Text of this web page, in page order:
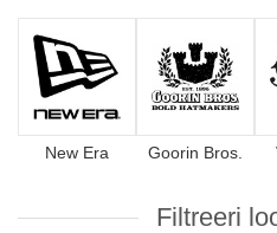
New Era Goorin Bros.
Filtreeri